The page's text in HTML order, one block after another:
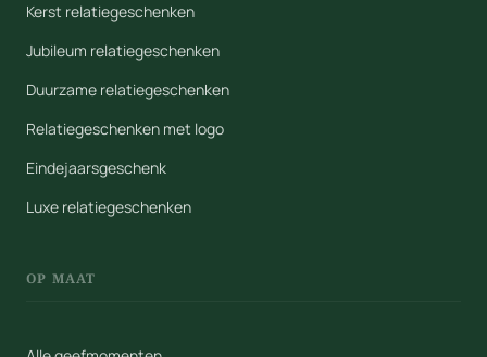
Kerst relatiegeschenken
Jubileum relatiegeschenken
Duurzame relatiegeschenken
Relatiegeschenken met logo
Eindejaarsgeschenk
Luxe relatiegeschenken
OP MAAT